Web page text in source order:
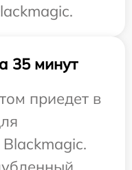
35 минут
приедет в